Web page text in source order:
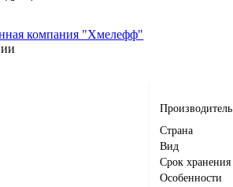
Производитель
Страна
Вид
Срок хранения
Особенности